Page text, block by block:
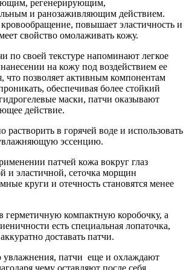
регенерирующим,
и ранозаживляющим действием.
повышает эластичность и
свойство омолаживать кожу.
по своей текстуре напоминают легкое
на кожу под воздействием ее
что позволяет активным компонентам
обеспечивая более стойкий
маски, патчи оказывают
действие.
в горячей воде и использовать
эссенцию.
патчей кожа вокруг глаз
и эластичной, сеточка морщин
круги и отечность становятся менее
герметичную компактную коробочку, а
есть специальная лопаточка,
доставать патчи.
увлажнения, патчи еще и охлаждают